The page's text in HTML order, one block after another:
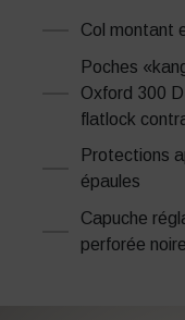
Col montant
Poches
Oxford 300
flatlock
Protections
épaules
Capuche
perforée noire